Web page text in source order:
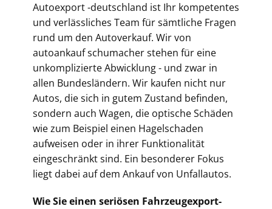
Autoexport -deutschland ist Ihr kompetentes
und verlässliches Team für sämtliche Fragen
rund um den Autoverkauf. Wir von
autoankauf schumacher stehen für eine
unkomplizierte Abwicklung - und zwar in
allen Bundesländern. Wir kaufen nicht nur
Autos, die sich in gutem Zustand befinden,
sondern auch Wagen, die optische Schäden
wie zum Beispiel einen Hagelschaden
aufweisen oder in ihrer Funktionalität
eingeschränkt sind. Ein besonderer Fokus
liegt dabei auf dem Ankauf von Unfallautos.
Wie Sie einen seriösen Fahrzeugexport-